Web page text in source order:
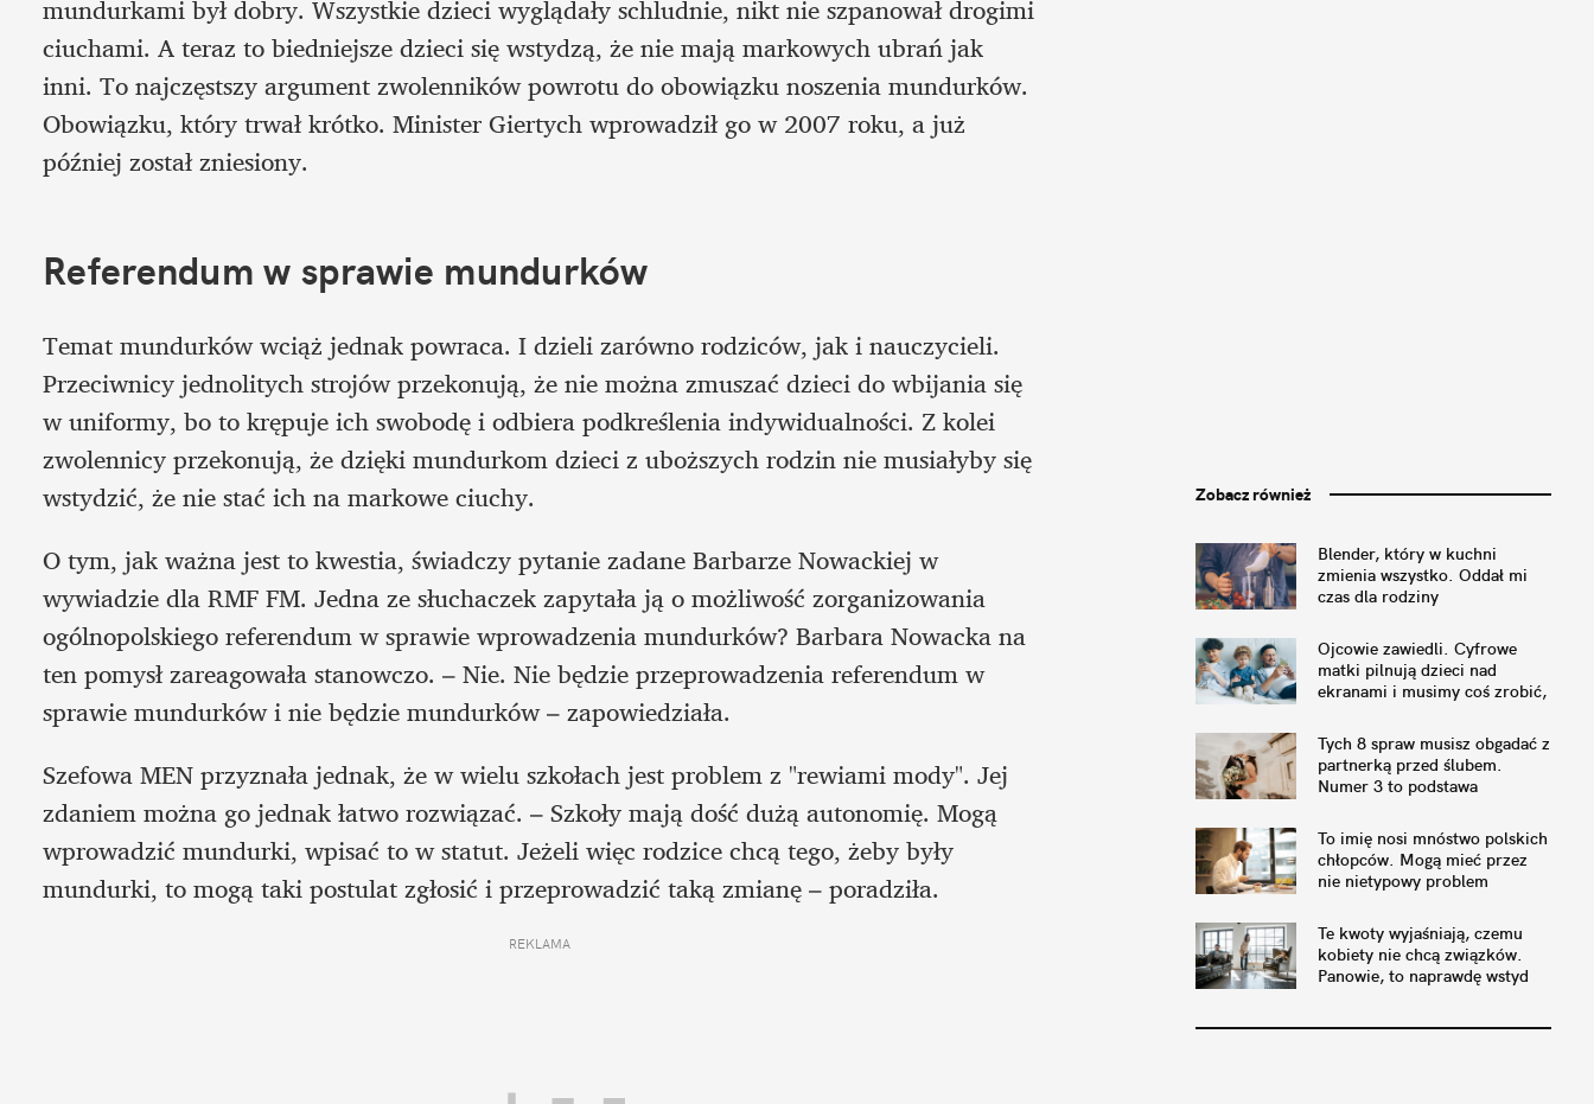
mundurkami był dobry. Wszystkie dzieci wyglądały schludnie, nikt nie szpanował drogimi
ciuchami. A teraz to biedniejsze dzieci się wstydzą, że nie mają markowych ubrań jak
inni. To najczęstszy argument zwolenników powrotu do obowiązku noszenia mundurków.
Obowiązku, który trwał krótko. Minister Giertych wprowadził go w 2007 roku, a już
później został zniesiony.
Referendum w sprawie mundurków
Temat mundurków wciąż jednak powraca. I dzieli zarówno rodziców, jak i nauczycieli.
Przeciwnicy jednolitych strojów przekonują, że nie można zmuszać dzieci do wbijania się
w uniformy, bo to krępuje ich swobodę i odbiera podkreślenia indywidualności. Z kolei
zwolennicy przekonują, że dzięki mundurkom dzieci z uboższych rodzin nie musiałyby się
wstydzić, że nie stać ich na markowe ciuchy.
O tym, jak ważna jest to kwestia, świadczy pytanie zadane Barbarze Nowackiej w
wywiadzie dla RMF FM. Jedna ze słuchaczek zapytała ją o możliwość zorganizowania
ogólnopolskiego referendum w sprawie wprowadzenia mundurków? Barbara Nowacka na
ten pomysł zareagowała stanowczo. – Nie. Nie będzie przeprowadzenia referendum w
sprawie mundurków i nie będzie mundurków – zapowiedziała.
Szefowa MEN przyznała jednak, że w wielu szkołach jest problem z "rewiami mody". Jej
zdaniem można go jednak łatwo rozwiązać. – Szkoły mają dość dużą autonomię. Mogą
wprowadzić mundurki, wpisać to w statut. Jeżeli więc rodzice chcą tego, żeby były
mundurki, to mogą taki postulat zgłosić i przeprowadzić taką zmianę – poradziła.
REKLAMA
Zobacz również
Blender, który w kuchni
zmienia wszystko. Oddał mi
czas dla rodziny
Ojcowie zawiedli. Cyfrowe
matki pilnują dzieci nad
ekranami i musimy coś zrobić,
Tych 8 spraw musisz obgadać z
partnerką przed ślubem.
Numer 3 to podstawa
To imię nosi mnóstwo polskich
chłopców. Mogą mieć przez
nie nietypowy problem
Te kwoty wyjaśniają, czemu
kobiety nie chcą związków.
Panowie, to naprawdę wstyd